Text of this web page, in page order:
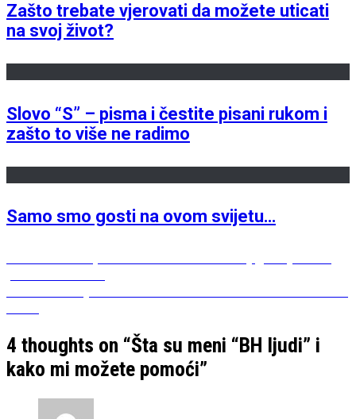
Zašto trebate vjerovati da možete uticati
na svoj život?
Slovo “S” – pisma i čestite pisani rukom i
zašto to više ne radimo
Samo smo gosti na ovom svijetu…
Post
navigation
4 thoughts on “Šta su meni “BH ljudi” i
kako mi možete pomoći”